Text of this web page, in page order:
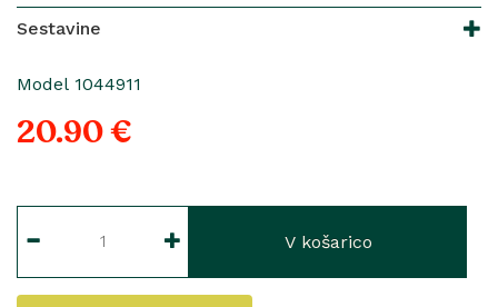
Sestavine
Model 1044911
20.90 €
V košarico